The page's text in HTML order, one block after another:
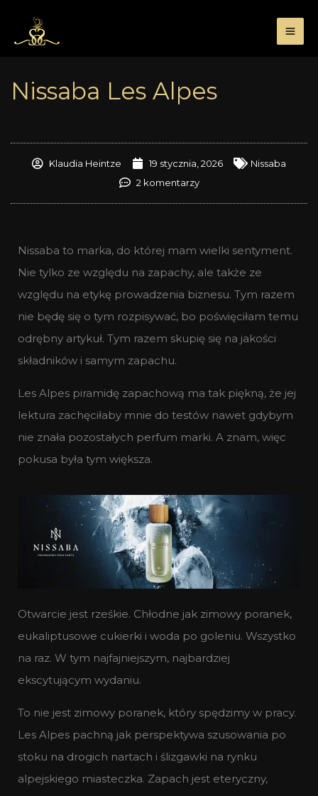
treści
Nissaba Les Alpes
Klaudia Heintze 19 stycznia, 2026
Nissaba
2 komentarzy
Nissaba to marka, do której mam wielki sentyment.
Nie tylko ze względu na zapachy, ale także ze
względu na etykę prowadzenia biznesu. Tym razem
nie będę się o tym rozpisywać, bo poświęciłam temu
odrębny artykuł. Tym razem skupię się na jakości
składników i samym zapachu.
Les Alpes piramidę zapachową ma tak piękną, że jej
lektura zachęciłaby mnie do testów nawet gdybym
nie znała pozostałych perfum marki. A znam, więc
pokusa była tym większa.
Otwarcie jest rześkie. Chłodne jak zimowy poranek,
eukaliptusowe cukierki i woda po goleniu. Wszystko
na raz. W tym najfajniejszym, najbardziej
ekscytującym wydaniu.
To nie jest zimowy poranek, który spędzimy w pracy.
Les Alpes pachną jak perspektywa szusowania po
stoku na drogich nartach i ślizgawki na rynku
alpejskiego miasteczka. Zapach jest eteryczny,